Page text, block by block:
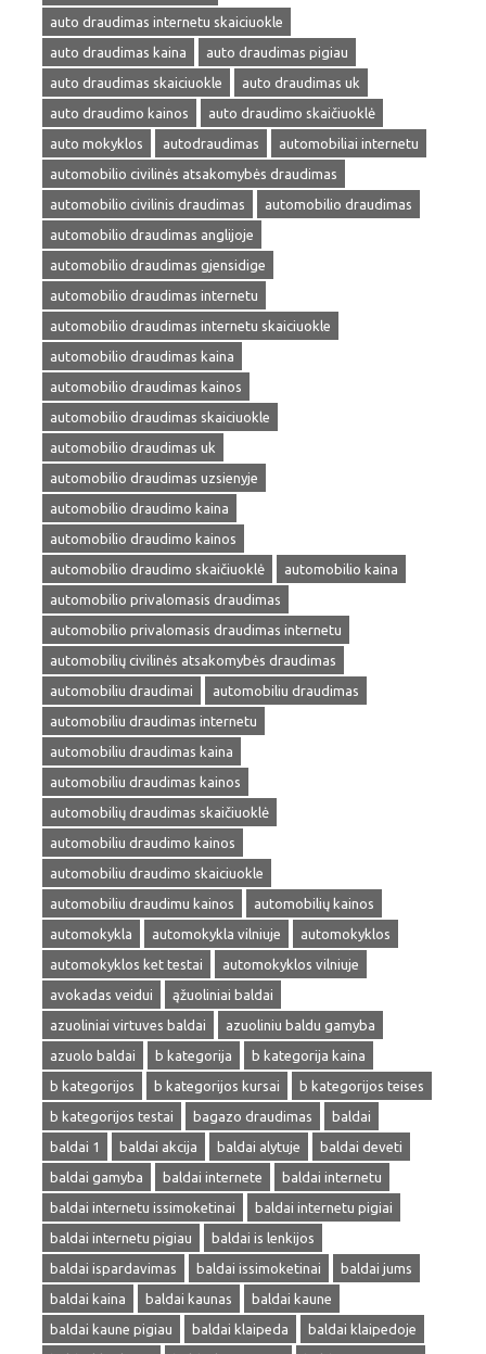
auto draudimas internetu skaiciuokle
auto draudimas kaina
auto draudimas pigiau
auto draudimas skaiciuokle
auto draudimas uk
auto draudimo kainos
auto draudimo skaičiuoklė
auto mokyklos
autodraudimas
automobiliai internetu
automobilio civilinės atsakomybės draudimas
automobilio civilinis draudimas
automobilio draudimas
automobilio draudimas anglijoje
automobilio draudimas gjensidige
automobilio draudimas internetu
automobilio draudimas internetu skaiciuokle
automobilio draudimas kaina
automobilio draudimas kainos
automobilio draudimas skaiciuokle
automobilio draudimas uk
automobilio draudimas uzsienyje
automobilio draudimo kaina
automobilio draudimo kainos
automobilio draudimo skaičiuoklė
automobilio kaina
automobilio privalomasis draudimas
automobilio privalomasis draudimas internetu
automobilių civilinės atsakomybės draudimas
automobiliu draudimai
automobiliu draudimas
automobiliu draudimas internetu
automobiliu draudimas kaina
automobiliu draudimas kainos
automobilių draudimas skaičiuoklė
automobiliu draudimo kainos
automobiliu draudimo skaiciuokle
automobiliu draudimu kainos
automobilių kainos
automokykla
automokykla vilniuje
automokyklos
automokyklos ket testai
automokyklos vilniuje
avokadas veidui
ąžuoliniai baldai
azuoliniai virtuves baldai
azuoliniu baldu gamyba
azuolo baldai
b kategorija
b kategorija kaina
b kategorijos
b kategorijos kursai
b kategorijos teises
b kategorijos testai
bagazo draudimas
baldai
baldai 1
baldai akcija baldai alytuje
baldai deveti
baldai gamyba
baldai internete
baldai internetu
baldai internetu issimoketinai
baldai internetu pigiai
baldai internetu pigiau
baldai is lenkijos
baldai ispardavimas
baldai issimoketinai
baldai jums
baldai kaina
baldai kaunas
baldai kaune
baldai kaune pigiau
baldai klaipeda
baldai klaipedoje